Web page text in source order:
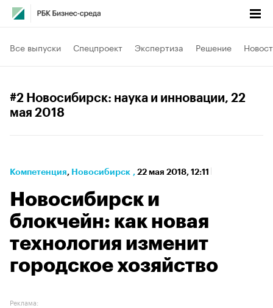
Все выпуски Спецпроект Экспертиза Решение
#2 Новосибирск: наука и инновации, 22
мая 2018
Компетенция⁠, Новосибирск , 22 мая 2018, 12:11
Новосибирск и
блокчейн: как новая
технология изменит
городское хозяйство
Реклама: